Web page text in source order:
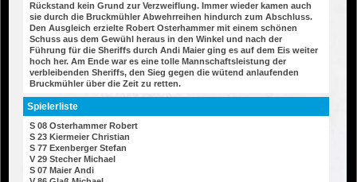
Rückstand kein Grund zur Verzweiflung. Immer wieder kamen auch
sie durch die Bruckmühler Abwehrreihen hindurch zum Abschluss.
Den Ausgleich erzielte Robert Osterhammer mit einem schönen
Schuss aus dem Gewühl heraus in den Winkel und nach der
Führung für die Sheriffs durch Andi Maier ging es auf dem Eis weiter
hoch her. Am Ende war es eine tolle Mannschaftsleistung der
verbleibenden Sheriffs, den Sieg gegen die wütend anlaufenden
Bruckmühler über die Zeit zu retten.
Spielerliste
S 08 Osterhammer Robert
S 23 Kiermeier Christian
S 77 Exenberger Stefan
V 29 Stecher Michael
S 07 Maier Andi